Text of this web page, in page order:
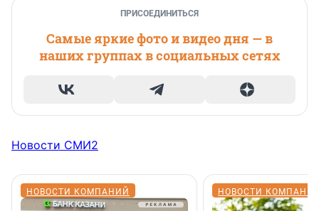
ПРИСОЕДИНИТЬСЯ
Самые яркие фото и видео дня — в
наших группах в социальных сетях
Новости СМИ2
НОВОСТИ КОМПАНИЙ НОВОСТИ